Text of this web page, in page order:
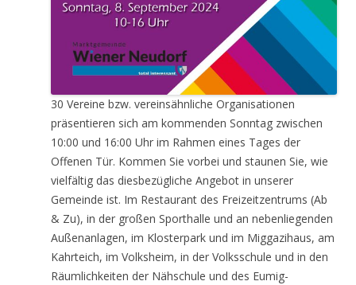
30 Vereine bzw. vereinsähnliche Organisationen
präsentieren sich am kommenden Sonntag zwischen
10:00 und 16:00 Uhr im Rahmen eines Tages der
Offenen Tür. Kommen Sie vorbei und staunen Sie, wie
vielfältig das diesbezügliche Angebot in unserer
Gemeinde ist. Im Restaurant des Freizeitzentrums (Ab
& Zu), in der großen Sporthalle und an nebenliegenden
Außenanlagen, im Klosterpark und im Miggazihaus, am
Kahrteich, im Volksheim, in der Volksschule und in den
Räumlichkeiten der Nähschule und des Eumig-